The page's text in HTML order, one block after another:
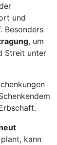
und
Besonders
, um
Streit unter
kann